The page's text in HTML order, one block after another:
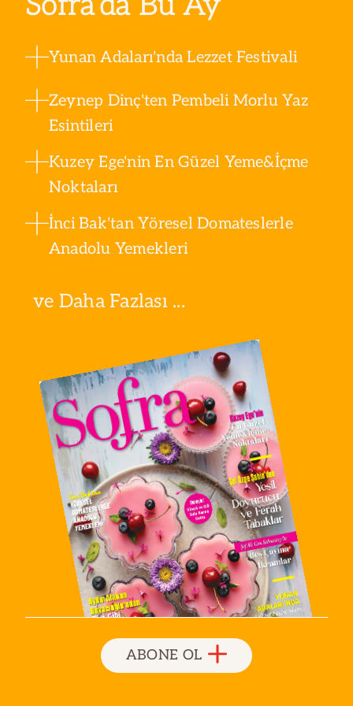
Yunan Adaları'nda Lezzet Festivali
Zeynep Dinç'ten Pembeli Morlu Yaz
Esintileri
Kuzey Ege'nin En Güzel Yeme&İçme
Noktaları
İnci Bak'tan Yöresel Domateslerle
Anadolu Yemekleri
ve Daha Fazlası ...
ABONE OL